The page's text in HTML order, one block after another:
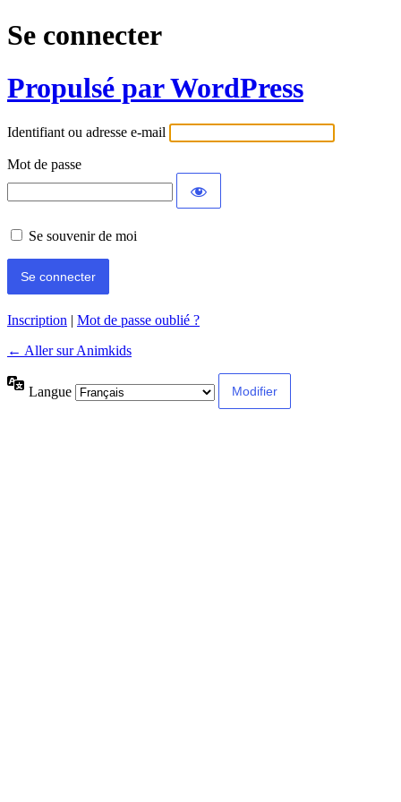
Se connecter
Propulsé par WordPress
Identifiant ou adresse e-mail
Mot de passe
Se souvenir de moi
Inscription | Mot de passe oublié ?
← Aller sur Animkids
Langue